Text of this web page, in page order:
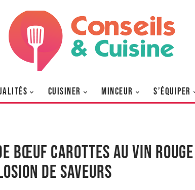
CUISINER MINCEUR S’ÉQUIPER
bœuf carottes au vin rouge
de saveurs